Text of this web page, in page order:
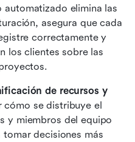
elimina las
asegura que cada
correctamente y
los clientes sobre las
de recursos y
cómo se distribuye el
y miembros del equipo
decisiones más